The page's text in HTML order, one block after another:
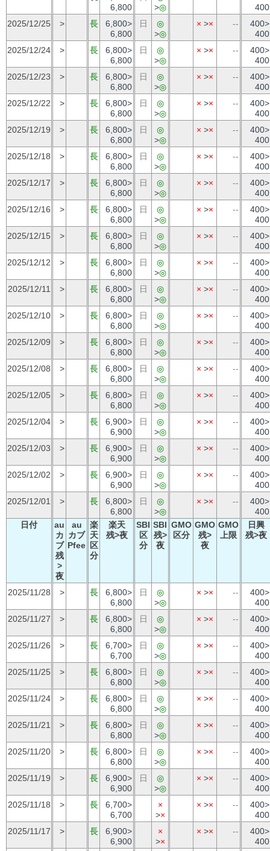
6,800
>◎
400
2025/12/25
> 長
6,800>
6,800
日
◎
>◎
× >× --
400>
400
2025/12/24
> 長
6,800>
6,800
日
◎
>◎
× >× --
400>
400
2025/12/23
> 長
6,800>
6,800
日
◎
>◎
× >× --
400>
400
2025/12/22
> 長
6,800>
6,800
日
◎
>◎
× >× --
400>
400
2025/12/19
> 長
6,800>
6,800
日
◎
>◎
× >× --
400>
400
2025/12/18
> 長
6,800>
6,800
日
◎
>◎
× >× --
400>
400
2025/12/17
> 長
6,800>
6,800
日
◎
>◎
× >× --
400>
400
2025/12/16
> 長
6,800>
6,800
日
◎
>◎
× >× --
400>
400
2025/12/15
> 長
6,800>
6,800
日
◎
>◎
× >× --
400>
400
2025/12/12
> 長
6,800>
6,800
日
◎
>◎
× >× --
400>
400
2025/12/11
> 長
6,800>
6,800
日
◎
>◎
× >× --
400>
400
2025/12/10
> 長
6,800>
6,800
日
◎
>◎
× >× --
400>
400
2025/12/09
> 長
6,800>
6,800
日
◎
>◎
× >× --
400>
400
2025/12/08
> 長
6,800>
6,800
日
◎
>◎
× >× --
400>
400
2025/12/05
> 長
6,800>
6,800
日
◎
>◎
× >× --
400>
400
2025/12/04
> 長
6,900>
6,900
日
◎
>◎
× >× --
400>
400
2025/12/03
> 長
6,900>
6,900
日
◎
>◎
× >× --
400>
400
2025/12/02
> 長
6,900>
6,900
日
◎
>◎
× >× --
400>
400
2025/12/01
> 長
6,800>
6,800
日
◎
>◎
× >× --
400>
400
日付
au
カ
ブ
残
>
夜
au
カブ
Pfee
楽
天
区
分
楽天
残>夜
SBI
区
分
SBI
残>
夜
GMO
区分
GMO
残>
夜
GMO
上限
日興
残>夜
2025/11/28 > 長
6,800>
6,800
日
◎
>◎
× >× --
400>
400
2025/11/27
> 長
6,800>
6,800
日
◎
>◎
× >× --
400>
400
2025/11/26
> 長
6,700>
6,700
日
◎
>◎
× >× --
400>
400
2025/11/25
> 長
6,800>
6,800
日
◎
>◎
× >× --
400>
400
2025/11/24
> 長
6,800>
6,800
日
◎
>◎
× >× --
400>
400
2025/11/21
> 長
6,800>
6,800
日
◎
>◎
× >× --
400>
400
2025/11/20
> 長
6,800>
6,800
日
◎
>◎
× >× --
400>
400
2025/11/19
> 長
6,900>
6,900
日
◎
>◎
× >× --
400>
400
2025/11/18
> 長
6,700>
6,700
×
>×
× >× --
400>
400
2025/11/17
> 長
6,900>
6,900
×
>×
× >× --
400>
400